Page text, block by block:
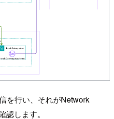
を行い、それがNetwork
します。